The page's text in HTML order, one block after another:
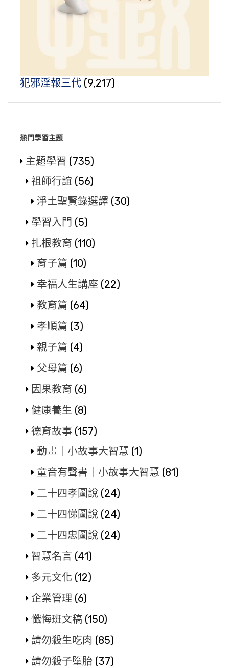
犯邪淫報三代 (9,217)
熱門學習主題
主題學習 (735)
祖師行誼 (56)
淨土聖賢錄選譯 (30)
學習入門 (5)
扎根教育 (110)
育子篇 (10)
幸福人生講座 (22)
教育篇 (64)
孝順篇 (3)
親子篇 (4)
父母篇 (6)
因果教育 (6)
健康養生 (8)
德育故事 (157)
動畫｜小故事大智慧 (1)
童音有聲書｜小故事大智慧 (81)
二十四孝圖說 (24)
二十四悌圖說 (24)
二十四忠圖說 (24)
智慧名言 (41)
多元文化 (12)
企業管理 (6)
懺悔班文稿 (150)
請勿殺生吃肉 (85)
請勿殺子墮胎 (37)